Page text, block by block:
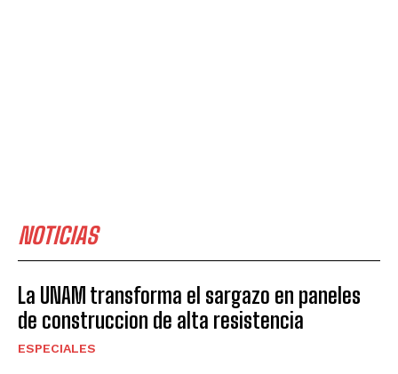
NOTICIAS
La UNAM transforma el sargazo en paneles
de construccion de alta resistencia
ESPECIALES